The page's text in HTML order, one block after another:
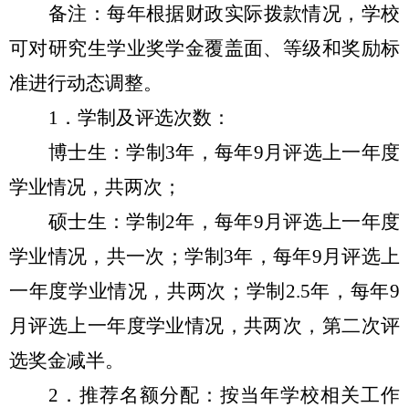
备注：每年根据财政实际拨款情况，学校
可对研究生学业奖学金覆盖面、等级和奖励标
准进行动态调整。
1 ．学制及评选次数：
博士生：学制3年，每年9月评选上一年度
学业情况，共两次；
硕士生：学制2年，每年9月评选上一年度
学业情况，共一次；学制3年，每年9月评选上
一年度学业情况，共两次；学制2.5年，每年9
月评选上一年度学业情况，共两次，第二次评
选奖金减半。
2 ．推荐名额分配：按当年学校相关工作